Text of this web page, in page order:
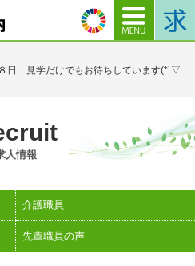
人情報
日 見学だけでもお待ちしています(*´▽
介護職員
先輩職員の声